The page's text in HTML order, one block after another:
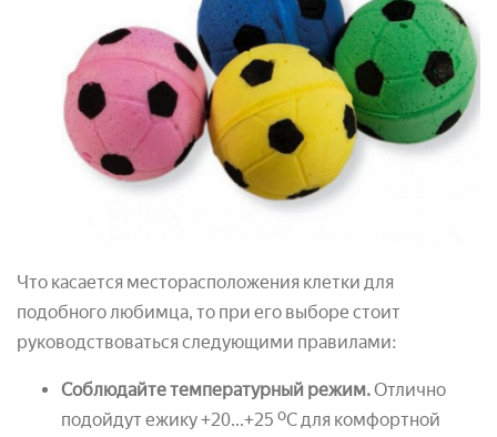
Что касается месторасположения клетки для
подобного любимца, то при его выборе стоит
руководствоваться следующими правилами:
Соблюдайте температурный режим.Отлично
подойдут ежику +20...+25 ºС для комфортной